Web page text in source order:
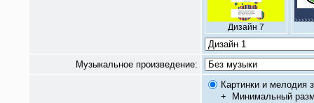
Дизайн 7
Музыкальное произведение:
Картинки и мелодия
+
Минимальный